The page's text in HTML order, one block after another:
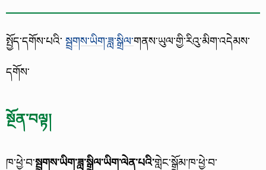
སྤྱོད་དགོས་པའི་ སྦྲགས་ཡིག་ཟླ་སྒྲིལ་གནས་ཡུལ་གྱི་རིའུ་མིག་འདེམས་
དགོས་
སྔོན་བལྟ།
ཁ་ཕྱེ་བ་སྦྲགས་ཡིག་ཟླ་སྒྲིལ་ཡིག་ལེན་པའི་གླེང་སྒྲོམ་ཁ་ཕྱེ་བ་